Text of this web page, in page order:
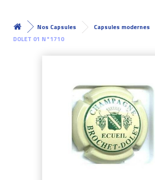
Nos Capsules Capsules modernes
DOLET 01 N°1710